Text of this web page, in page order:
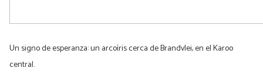
Un signo de esperanza: un arcoíris cerca de Brandvlei, en el Karoo
central.